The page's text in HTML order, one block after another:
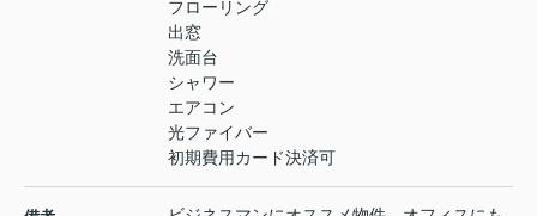
フローリング
出窓
洗面台
シャワー
エアコン
光ファイバー
初期費用カード決済可